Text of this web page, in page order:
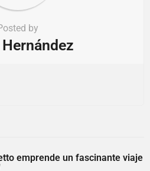
by
emprende un fascinante viaje